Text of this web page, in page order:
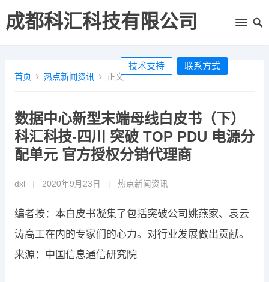
成都科汇科技有限公司
技术支持 联系方式
首页 热点新闻资讯 正文
数据中心新型末端母线白皮书（下）
科汇科技-四川 突破 TOP PDU 电源分
配单元 官方授权分销代理商
dxl 2020年9月23日 热点新闻资讯
编者按：本白皮书凝集了包括突破公司姚燕家、袁云
涛高工在内的专家们的心力。对行业发展做出贡献。
来源：中国信息通信研究院